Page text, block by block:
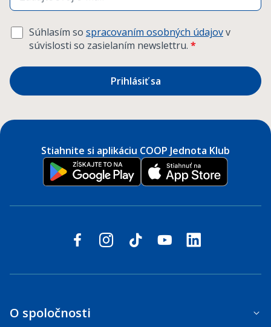
Súhlasím so spracovaním osobných údajovv
súvislosti so zasielaním newslettru. *
Prihlásiť sa
Stiahnite si aplikáciu COOP Jednota Klub
Sledujte nás na sociálnych sieťach
facebookinstagram
tiktok youtubelinkedin
O spoločnosti